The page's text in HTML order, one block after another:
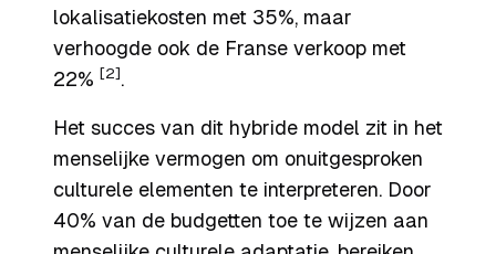
lokalisatiekosten met 35%, maar
verhoogde ook de Franse verkoop met
22% [2] .
Het succes van dit hybride model zit in het
menselijke vermogen om onuitgesproken
culturele elementen te interpreteren. Door
40% van de budgetten toe te wijzen aan